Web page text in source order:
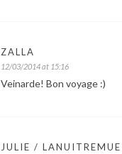
ZALLA
12/03/2014 at 15:16
Veinarde! Bon voyage :)
JULIE / LANUITREMUE